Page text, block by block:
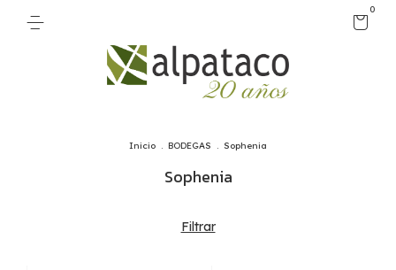
0
Inicio . BODEGAS . Sophenia
Sophenia
Filtrar